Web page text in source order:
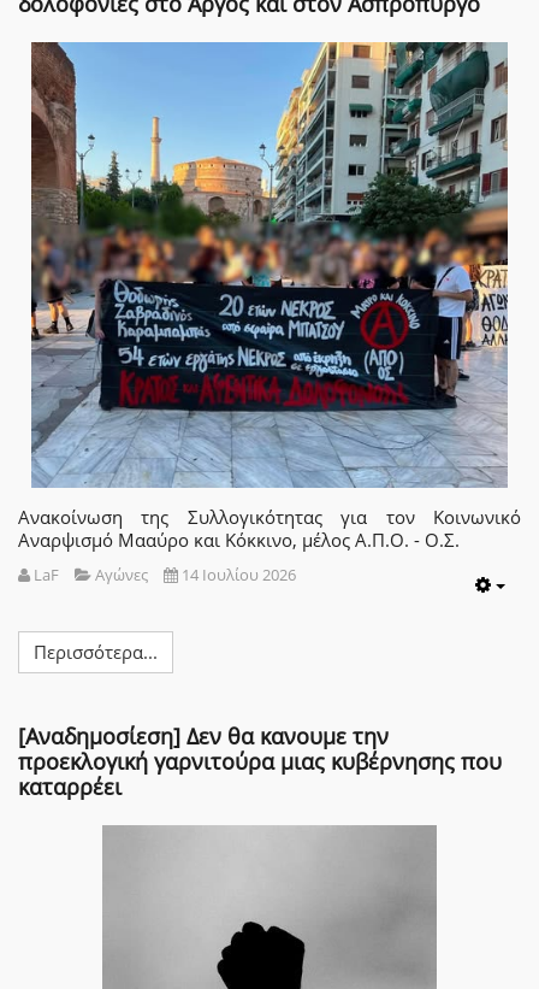
Ανακοίνωση της Συλλογικότητας για τον Κοινωνικό
Αναρψισμό Μααύρο και Κόκκινο, μέλος Α.Π.Ο. - Ο.Σ.
LaF Αγώνες 14 Ιουλίου 2026
Περισσότερα...
[Αναδημοσίεση] Δεν θα κανουμε την
προεκλογική γαρνιτούρα μιας κυβέρνησης που
καταρρέει